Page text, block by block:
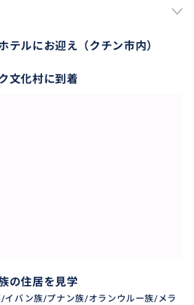
テルにお迎え（クチン市内）
文化村に到着
の住居を見学
/イバン族/プナン族/オランウルー族/メラ